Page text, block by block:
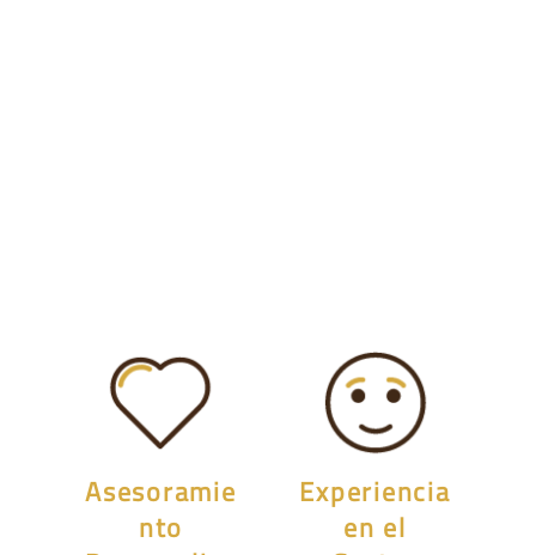
Asesoramie
nto
Experiencia
en el